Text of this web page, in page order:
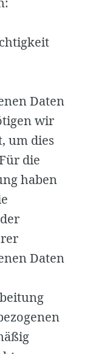
Daten
wir
um dies
die
haben
Daten